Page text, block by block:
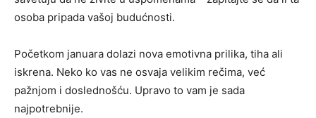
osoba pripada vašoj budućnosti.
Početkom januara dolazi nova emotivna prilika, tiha ali
iskrena. Neko ko vas ne osvaja velikim rečima, već
pažnjom i doslednošću. Upravo to vam je sada
najpotrebnije.